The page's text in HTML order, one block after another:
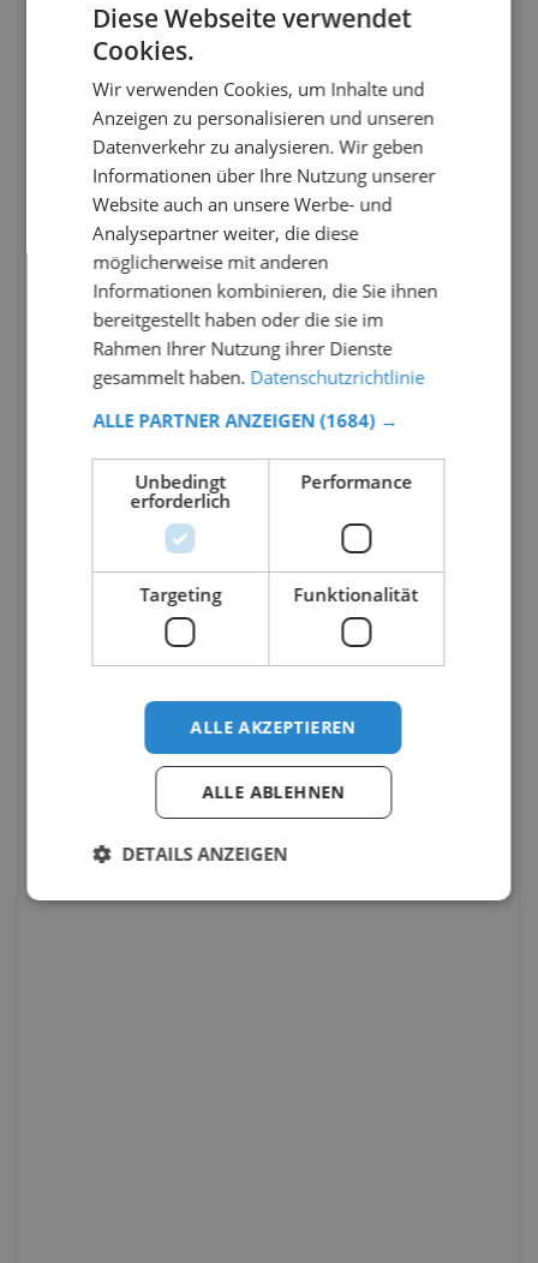
Diese Webseite verwendet
Cookies.
Wir verwenden Cookies, um Inhalte und
Anzeigen zu personalisieren und unseren
Datenverkehr zu analysieren. Wir geben
Informationen über Ihre Nutzung unserer
Website auch an unsere Werbe- und
Analysepartner weiter, die diese
möglicherweise mit anderen
Informationen kombinieren, die Sie ihnen
bereitgestellt haben oder die sie im
Rahmen Ihrer Nutzung ihrer Dienste
gesammelt haben. Datenschutzrichtlinie
ALLE PARTNER ANZEIGEN (1684) →
Unbedingt
erforderlich
Performance
Targeting Funktionalität
ALLE AKZEPTIEREN
ALLE ABLEHNEN
DETAILS ANZEIGEN